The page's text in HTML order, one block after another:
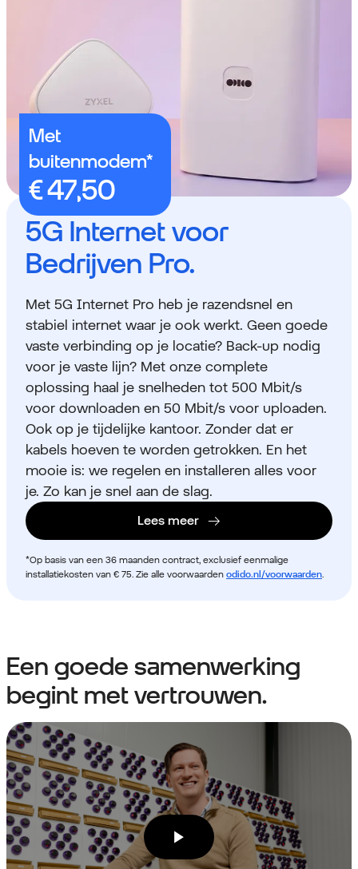
Met
buitenmodem*
5G Internet voor
Bedrijven Pro.
Met 5G Internet Pro heb je razendsnel en
stabiel internet waar je ook werkt. Geen goede
vaste verbinding op je locatie? Back-up nodig
voor je vaste lijn? Met onze complete
oplossing haal je snelheden tot 500 Mbit/s
voor downloaden en 50 Mbit/s voor uploaden.
Ook op je tijdelijke kantoor. Zonder dat er
kabels hoeven te worden getrokken. En het
mooie is: we regelen en installeren alles voor
je. Zo kan je snel aan de slag.
Lees meer
*Op basis van een 36 maanden contract, exclusief eenmalige
installatiekosten van € 75. Zie alle voorwaarden odido.nl/voorwaarden.
Een goede samenwerking
begint met vertrouwen.